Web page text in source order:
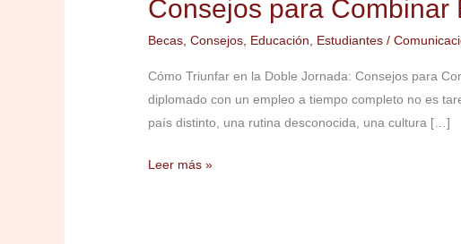
Consejos para Combinar
Becas ,Consejos Educación Estudiantes /
Cómo Triunfar en la Doble Jornada: Consejos para
diplomado con un empleo a tiempo completo no es
país distinto, una rutina desconocida, una cultura […]
Combinar
Empleo
a
Tiempo
Leer más »